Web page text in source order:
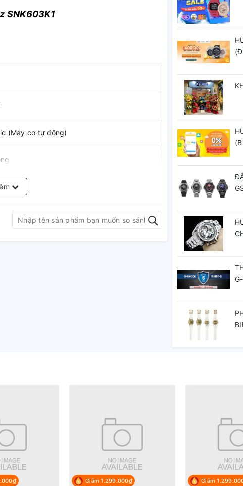
SNK603K1
(Máy cơ tự động)
cứng
gỉ 316L
toàn thế giới đến từ xứ sở hoa anh đào được
Giảm 1.299.000₫ Giảm